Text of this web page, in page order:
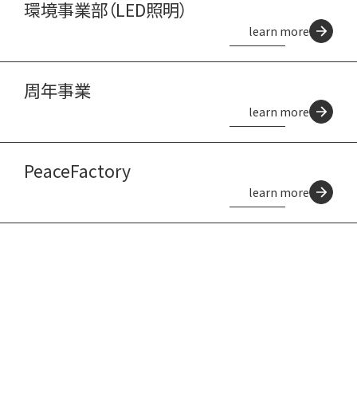
環境事業部（LED照明）
learn more
周年事業
learn more
PeaceFactory
learn more